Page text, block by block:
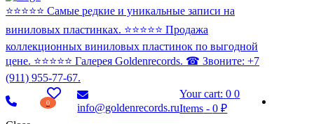
⭐️⭐️⭐️⭐️⭐️ Самые редкие и уникальные записи на
виниловых пластинках. ⭐️⭐️⭐️⭐️⭐️ Продажа
коллекционных виниловых пластинок по выгодной
цене. ⭐️⭐️⭐️⭐️⭐️ Галерея Goldenrecords. ☎ Звоните: +7
(911) 955-77-67.
0 info@goldenrecords.ru
Your cart: 00
Items -0 ₽